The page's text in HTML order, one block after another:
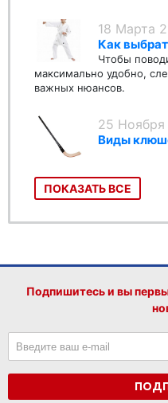
18 Марта
Как
Чтобы
максимально удобно,
важных нюансов.
25
Виды
ПОКАЗАТЬ ВСЕ
Подпишитесь и вы